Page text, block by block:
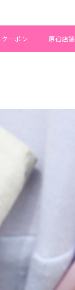
クーポン 原宿店舗